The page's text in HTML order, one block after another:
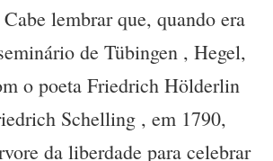
lembrar que, quando era
de Tübingen , Hegel,
o poeta Friedrich Hölderlin
Schelling , em 1790,
da liberdade para celebrar